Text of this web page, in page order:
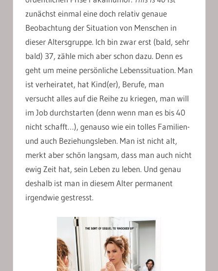
zunächst einmal eine doch relativ genaue
Beobachtung der Situation von Menschen in
dieser Altersgruppe. Ich bin zwar erst (bald, sehr
bald) 37, zähle mich aber schon dazu. Denn es
geht um meine persönliche Lebenssituation. Man
ist verheiratet, hat Kind(er), Berufe, man
versucht alles auf die Reihe zu kriegen, man will
im Job durchstarten (denn wenn man es bis 40
nicht schafft…), genauso wie ein tolles Familien-
und auch Beziehungsleben. Man ist nicht alt,
merkt aber schön langsam, dass man auch nicht
ewig Zeit hat, sein Leben zu leben. Und genau
deshalb ist man in diesem Alter permanent
irgendwie gestresst.